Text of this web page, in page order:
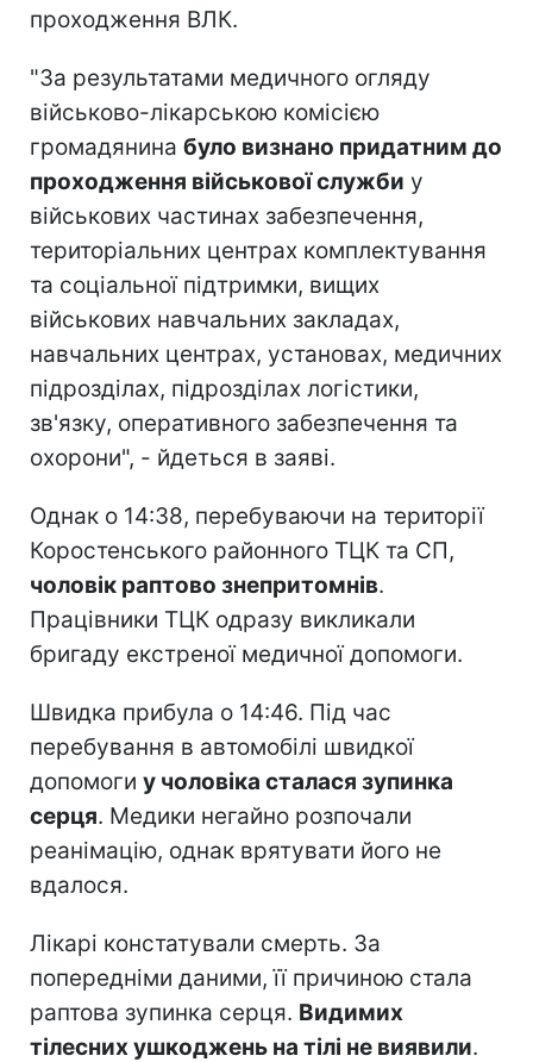
проходження ВЛК.
"За результатами медичного огляду
військово-лікарською комісією
громадянина було визнано придатним до
проходження військової служби у
військових частинах забезпечення,
територіальних центрах комплектування
та соціальної підтримки, вищих
військових навчальних закладах,
навчальних центрах, установах, медичних
підрозділах, підрозділах логістики,
зв'язку, оперативного забезпечення та
охорони", - йдеться в заяві.
Однак о 14:38, перебуваючи на території
Коростенського районного ТЦК та СП,
чоловік раптово знепритомнів.
Працівники ТЦК одразу викликали
бригаду екстреної медичної допомоги.
Швидка прибула о 14:46. Під час
перебування в автомобілі швидкої
допомоги у чоловіка сталася зупинка
серця. Медики негайно розпочали
реанімацію, однак врятувати його не
вдалося.
Лікарі констатували смерть. За
попередніми даними, її причиною стала
раптова зупинка серця. Видимих
тілесних ушкоджень на тілі не виявили.